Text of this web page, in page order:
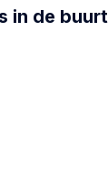
in de